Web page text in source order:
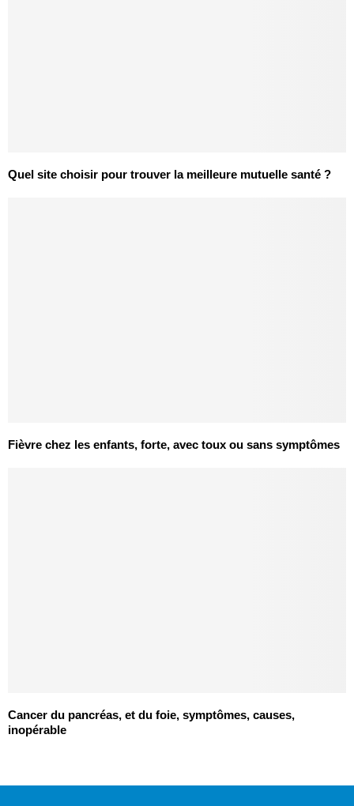
Quel site choisir pour trouver la meilleure mutuelle santé ?
Fièvre chez les enfants, forte, avec toux ou sans symptômes
Cancer du pancréas, et du foie, symptômes, causes,
inopérable